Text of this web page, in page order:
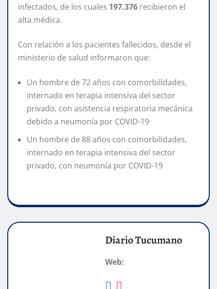
infectados, de los cuales 197.376 recibieron el
alta médica.
Con relación a los pacientes fallecidos, desde el
ministerio de salud informaron que:
Un hombre de 72 años con comorbilidades,
internado en terapia intensiva del sector
privado, con asistencia respiratoria mecánica
debido a neumonía por COVID-19
Un hombre de 88 años con comorbilidades,
internado en terapia intensiva del sector
privado, con neumonía por COVID-19
Diario Tucumano
Web: